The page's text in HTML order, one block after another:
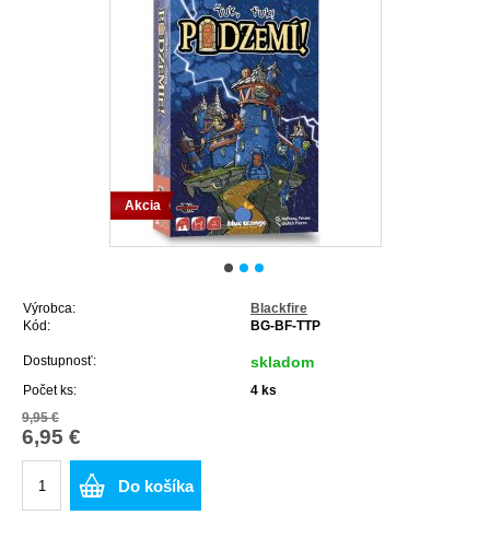
Akcia
Výrobca:
Blackfire
Kód:
BG-BF-TTP
Dostupnosť: skladom
Počet ks: 4 ks
9,95 €
6,95 €
Do košíka